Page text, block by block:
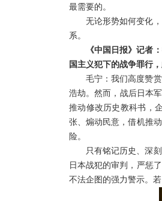
最需要的。
无论形势如何变化
系。
《中国日报》记者
国主义犯下的战争罪行
毛宁：我们高度赞
浩劫。然而，战后日本
推动修改历史教科书，
张、煽动民意，借机推
险。
只有铭记历史、深
日本战犯的审判，严惩
不法企图的强力警示。